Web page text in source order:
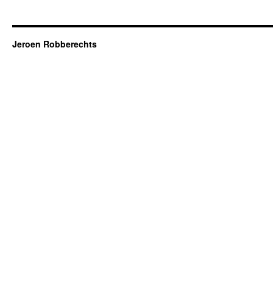
Jeroen Robberechts